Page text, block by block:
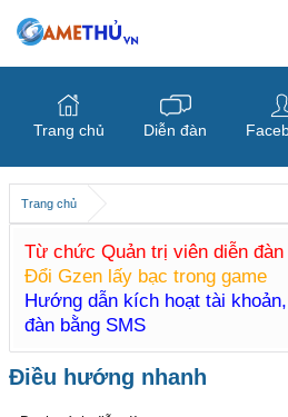
Trang chủ
Từ chức Quản trị viên diễn đàn
Đổi Gzen lấy bạc trong game
Hướng dẫn kích hoạt tài
đàn bằng SMS
Điều hướng nhanh
Trang chủ Diễn đàn